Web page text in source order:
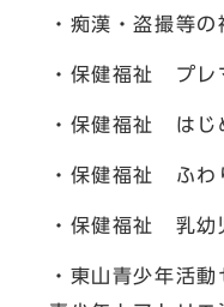
・痴漢・盗撮等
・保健福祉 プレ
・保健福祉 はじ
・保健福祉 ふわ
・保健福祉 乳幼
・東山青少年活